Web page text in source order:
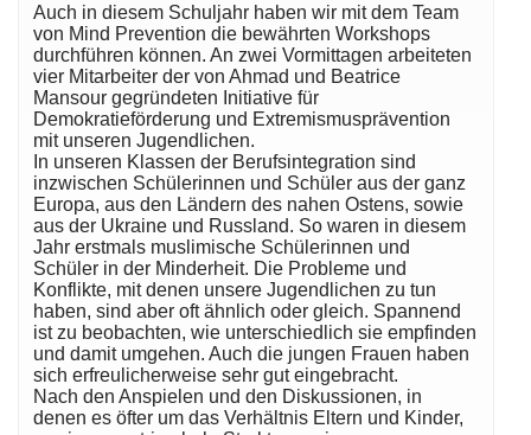
Auch in diesem Schuljahr haben wir mit dem Team
von Mind Prevention die bewährten Workshops
durchführen können. An zwei Vormittagen arbeiteten
vier Mitarbeiter der von Ahmad und Beatrice
Mansour gegründeten Initiative für
Demokratieförderung und Extremismusprävention
mit unseren Jugendlichen.
In unseren Klassen der Berufsintegration sind
inzwischen Schülerinnen und Schüler aus der ganz
Europa, aus den Ländern des nahen Ostens, sowie
aus der Ukraine und Russland. So waren in diesem
Jahr erstmals muslimische Schülerinnen und
Schüler in der Minderheit. Die Probleme und
Konflikte, mit denen unsere Jugendlichen zu tun
haben, sind aber oft ähnlich oder gleich. Spannend
ist zu beobachten, wie unterschiedlich sie empfinden
und damit umgehen. Auch die jungen Frauen haben
sich erfreulicherweise sehr gut eingebracht.
Nach den Anspielen und den Diskussionen, in
denen es öfter um das Verhältnis Eltern und Kinder,